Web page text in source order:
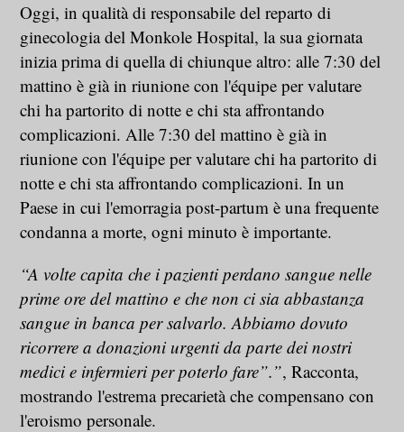
Oggi, in qualità di responsabile del reparto di
ginecologia del Monkole Hospital, la sua giornata
inizia prima di quella di chiunque altro: alle 7:30 del
mattino è già in riunione con l'équipe per valutare
chi ha partorito di notte e chi sta affrontando
complicazioni. Alle 7:30 del mattino è già in
riunione con l'équipe per valutare chi ha partorito di
notte e chi sta affrontando complicazioni. In un
Paese in cui l'emorragia post-partum è una frequente
condanna a morte, ogni minuto è importante.
“A volte capita che i pazienti perdano sangue nelle
prime ore del mattino e che non ci sia abbastanza
sangue in banca per salvarlo. Abbiamo dovuto
ricorrere a donazioni urgenti da parte dei nostri
medici e infermieri per poterlo fare”.”, Racconta,
mostrando l'estrema precarietà che compensano con
l'eroismo personale.